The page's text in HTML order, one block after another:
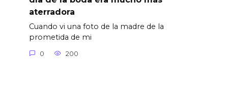
aterradora
Cuando vi una foto de la madre de la
prometida de mi
0 200